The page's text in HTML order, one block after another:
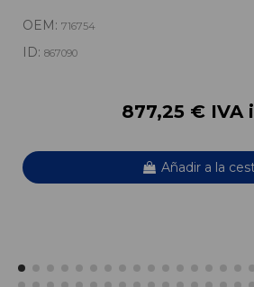
OEM: 716754
ID: 867090
877,25 € IVA
Añadir a la